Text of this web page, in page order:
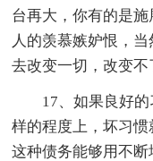
台再大，你有的是
人的羡慕嫉妒恨，
去改变一切，改变不
17、如果良好的
样的程度上，坏习惯
这种债务能够用不